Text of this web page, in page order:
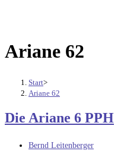
Ariane 62
Start>
Ariane 62
Die Ariane 6 PPH
Beitrags-
Bernd Leitenberger